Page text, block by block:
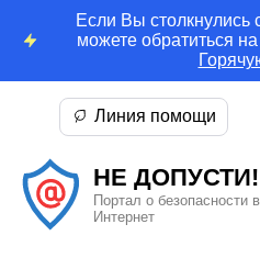
Если Вы столкнулись
можете обратиться на
НЕ ДОПУСТИ!
Портал о безопасности
Интернет
Линия помощи